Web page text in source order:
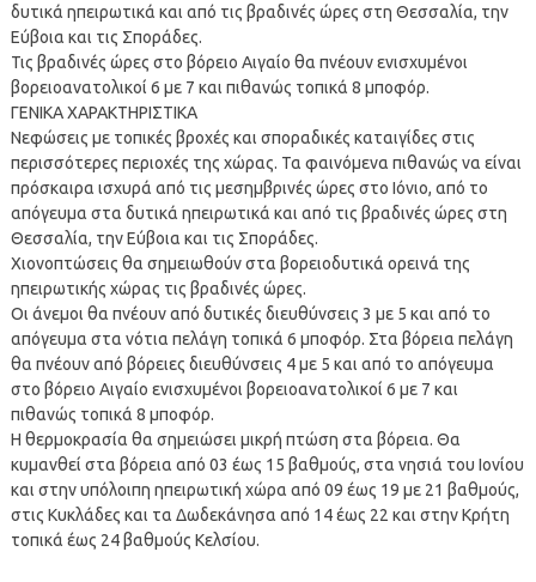
δυτικά ηπειρωτικά και από τις βραδινές ώρες στη Θεσσαλία, την
Εύβοια και τις Σποράδες.
Τις βραδινές ώρες στο βόρειο Αιγαίο θα πνέουν ενισχυμένοι
βορειοανατολικοί 6 με 7 και πιθανώς τοπικά 8 μποφόρ.
ΓΕΝΙΚΑ ΧΑΡΑΚΤΗΡΙΣΤΙΚΑ
Νεφώσεις με τοπικές βροχές και σποραδικές καταιγίδες στις
περισσότερες περιοχές της χώρας. Τα φαινόμενα πιθανώς να είναι
πρόσκαιρα ισχυρά από τις μεσημβρινές ώρες στο Ιόνιο, από το
απόγευμα στα δυτικά ηπειρωτικά και από τις βραδινές ώρες στη
Θεσσαλία, την Εύβοια και τις Σποράδες.
Χιονοπτώσεις θα σημειωθούν στα βορειοδυτικά ορεινά της
ηπειρωτικής χώρας τις βραδινές ώρες.
Οι άνεμοι θα πνέουν από δυτικές διευθύνσεις 3 με 5 και από το
απόγευμα στα νότια πελάγη τοπικά 6 μποφόρ. Στα βόρεια πελάγη
θα πνέουν από βόρειες διευθύνσεις 4 με 5 και από το απόγευμα
στο βόρειο Αιγαίο ενισχυμένοι βορειοανατολικοί 6 με 7 και
πιθανώς τοπικά 8 μποφόρ.
Η θερμοκρασία θα σημειώσει μικρή πτώση στα βόρεια. Θα
κυμανθεί στα βόρεια από 03 έως 15 βαθμούς, στα νησιά του Ιονίου
και στην υπόλοιπη ηπειρωτική χώρα από 09 έως 19 με 21 βαθμούς,
στις Κυκλάδες και τα Δωδεκάνησα από 14 έως 22 και στην Κρήτη
τοπικά έως 24 βαθμούς Κελσίου.